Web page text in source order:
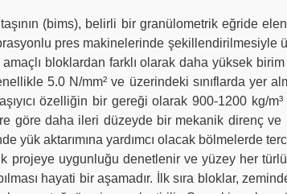
(bims), belirli bir granülometrik eğride
pres makinelerinde şekillendirilmesiyle
amaçlı bloklardan farklı olarak daha yüksek
5.0 N/mm² ve üzerindeki sınıflarda yer
özelliğin bir gereği olarak 900-1200 kg/m³
göre daha ileri düzeyde bir mekanik direnç ve
yük aktarımına yardımcı olacak bölmelerde
uygunluğu denetlenir ve yüzey her türlü
hayati bir aşamadır. İlk sıra bloklar,